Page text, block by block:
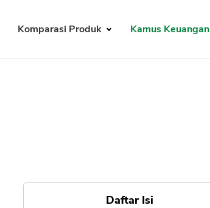
Komparasi Produk Kamus Keuangan
Daftar Isi